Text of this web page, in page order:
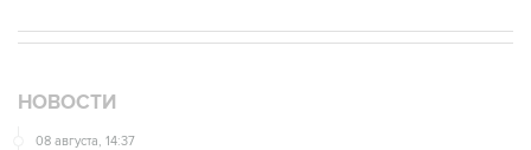
НОВОСТИ
08 августа, 14:37